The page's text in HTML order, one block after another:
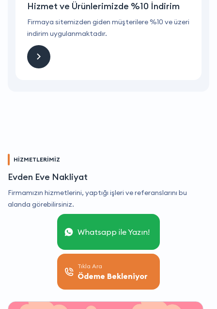
Hizmet ve Ürünlerimizde %10 İndirim
Firmaya sitemizden giden müşterilere %10 ve üzeri
indirim uygulanmaktadır.
HİZMETLERİMİZ
Evden Eve Nakliyat
Firmamızın hizmetlerini, yaptığı işleri ve referanslarını bu
alanda görebilirsiniz.
Whatsapp ile Yazın!
Tıkla Ara
Ödeme Bekleniyor